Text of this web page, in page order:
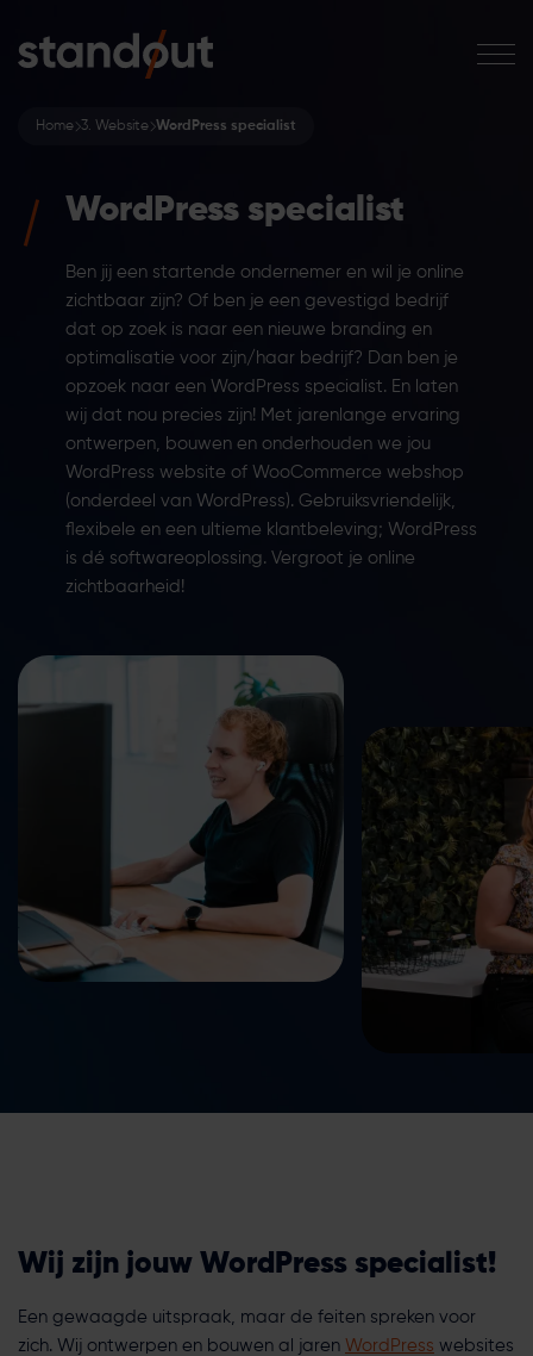
Home 3. Website WordPress specialist
WordPress specialist
Ben jij een startende ondernemer en wil je online
zichtbaar zijn? Of ben je een gevestigd bedrijf
dat op zoek is naar een nieuwe branding en
optimalisatie voor zijn/haar bedrijf? Dan ben je
opzoek naar een WordPress specialist. En laten
wij dat nou precies zijn! Met jarenlange ervaring
ontwerpen, bouwen en onderhouden we jou
WordPress website of WooCommerce webshop
(onderdeel van WordPress). Gebruiksvriendelijk,
flexibele en een ultieme klantbeleving; WordPress
is dé softwareoplossing. Vergroot je online
zichtbaarheid!
Wij zijn jouw WordPress specialist!
Een gewaagde uitspraak, maar de feiten spreken voor
zich. Wij ontwerpen en bouwen al jaren WordPress websites